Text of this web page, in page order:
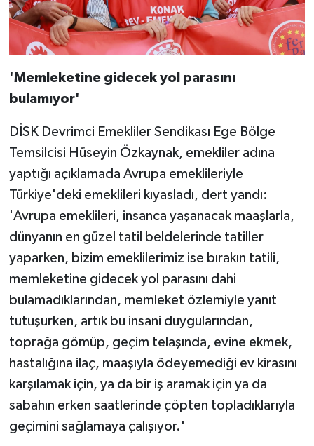
'Memleketine gidecek yol parasını
bulamıyor'
DİSK Devrimci Emekliler Sendikası Ege Bölge
Temsilcisi Hüseyin Özkaynak, emekliler adına
yaptığı açıklamada Avrupa emeklileriyle
Türkiye'deki emeklileri kıyasladı, dert yandı:
'Avrupa emeklileri, insanca yaşanacak maaşlarla,
dünyanın en güzel tatil beldelerinde tatiller
yaparken, bizim emeklilerimiz ise bırakın tatili,
memleketine gidecek yol parasını dahi
bulamadıklarından, memleket özlemiyle yanıt
tutuşurken, artık bu insani duygularından,
toprağa gömüp, geçim telaşında, evine ekmek,
hastalığına ilaç, maaşıyla ödeyemediği ev kirasını
karşılamak için, ya da bir iş aramak için ya da
sabahın erken saatlerinde çöpten topladıklarıyla
geçimini sağlamaya çalışıyor.'